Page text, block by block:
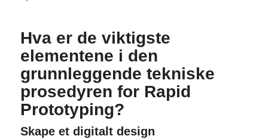
Hva er de viktigste
elementene i den
grunnleggende tekniske
prosedyren for Rapid
Prototyping?
Skape et digitalt design